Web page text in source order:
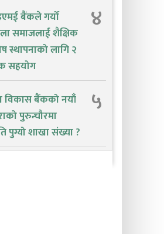
बैंकले गर्यो
समाजलाई शैक्षिक
स्थापनाको लागि २
सहयोग
४
विकास बैंकको नयाँ
पुरुन्चौरमा
पुग्यो शाखा संख्या ?
५